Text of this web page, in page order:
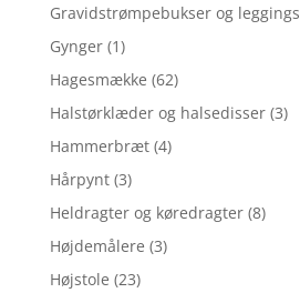
Gravidstrømpebukser og leggings
Gynger (1)
Hagesmække (62)
Halstørklæder og halsedisser (3)
Hammerbræt (4)
Hårpynt (3)
Heldragter og køredragter (8)
Højdemålere (3)
Højstole (23)